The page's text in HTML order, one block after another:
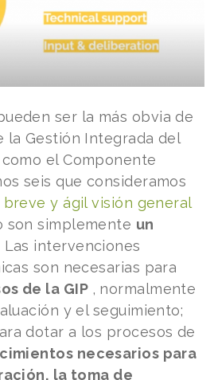
ser la más obvia de
la Gestión Integrada del
el Componente
seis que consideramos
breve y ágil visión general
son simplemente un
Las intervenciones
son necesarias para
de la GIP , normalmente
y el seguimiento;
dotar a los procesos de
necesarios para
la toma de